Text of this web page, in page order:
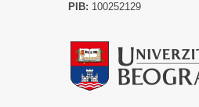
PIB: 100252129